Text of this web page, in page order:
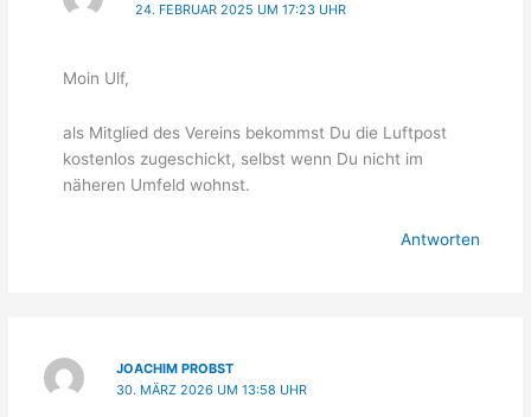
24. FEBRUAR 2025 UM 17:23 UHR
Moin Ulf,
als Mitglied des Vereins bekommst Du die Luftpost
kostenlos zugeschickt, selbst wenn Du nicht im
näheren Umfeld wohnst.
Antworten
JOACHIM PROBST
30. MÄRZ 2026 UM 13:58 UHR